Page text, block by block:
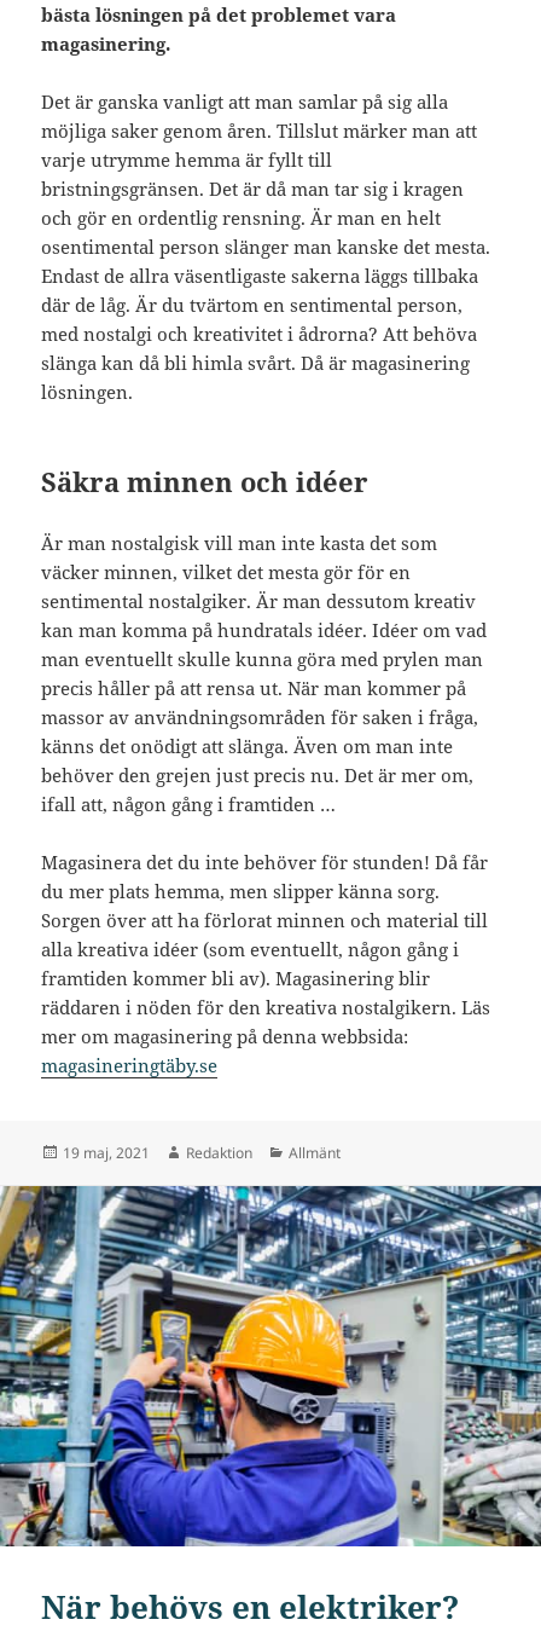
bästa lösningen på det problemet vara
magasinering.
Det är ganska vanligt att man samlar på sig alla
möjliga saker genom åren. Tillslut märker man att
varje utrymme hemma är fyllt till
bristningsgränsen. Det är då man tar sig i kragen
och gör en ordentlig rensning. Är man en helt
osentimental person slänger man kanske det mesta.
Endast de allra väsentligaste sakerna läggs tillbaka
där de låg. Är du tvärtom en sentimental person,
med nostalgi och kreativitet i ådrorna? Att behöva
slänga kan då bli himla svårt. Då är magasinering
lösningen.
Säkra minnen och idéer
Är man nostalgisk vill man inte kasta det som
väcker minnen, vilket det mesta gör för en
sentimental nostalgiker. Är man dessutom kreativ
kan man komma på hundratals idéer. Idéer om vad
man eventuellt skulle kunna göra med prylen man
precis håller på att rensa ut. När man kommer på
massor av användningsområden för saken i fråga,
känns det onödigt att slänga. Även om man inte
behöver den grejen just precis nu. Det är mer om,
ifall att, någon gång i framtiden …
Magasinera det du inte behöver för stunden! Då får
du mer plats hemma, men slipper känna sorg.
Sorgen över att ha förlorat minnen och material till
alla kreativa idéer (som eventuellt, någon gång i
framtiden kommer bli av). Magasinering blir
räddaren i nöden för den kreativa nostalgikern. Läs
mer om magasinering på denna webbsida:
magasineringtäby.se
Postat
19 maj, 2021 Författare
Redaktion Kategorier
Allmänt
När behövs en elektriker?